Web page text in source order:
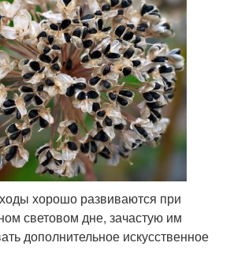
хорошо развиваются при
световом дне, зачастую им
дополнительное искусственное